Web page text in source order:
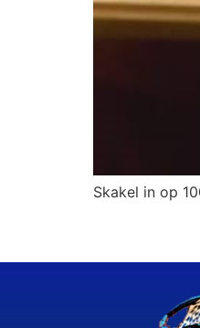
Skakel in op